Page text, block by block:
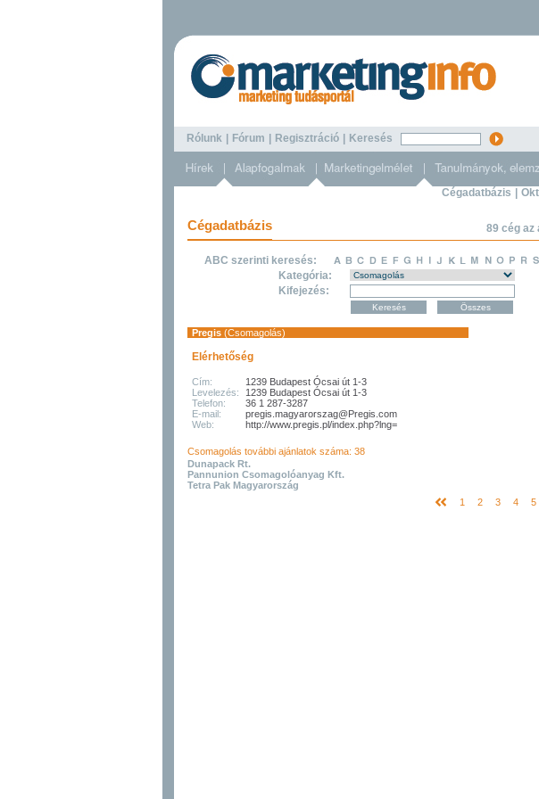
Rólunk Fórum Regisztráció Keresés
Cégadatbázis
Cégadatbázis 89 cég az
ABC szerinti keresés:
Kategória:
Kifejezés:
Pregis (Csomagolás)
Elérhetőség
Cím:
1239 Budapest Ócsai út 1-3
Levelezés:
1239 Budapest Ócsai út 1-3
Telefon:
36 1 287-3287
E-mail:
pregis.magyarorszag@Pregis.com
Web:
http://www.pregis.pl/index.php?lng=
Csomagolás további ajánlatok száma: 38
Dunapack Rt.
Pannunion Csomagolóanyag Kft.
Tetra Pak Magyarország
1
2 3 4 5